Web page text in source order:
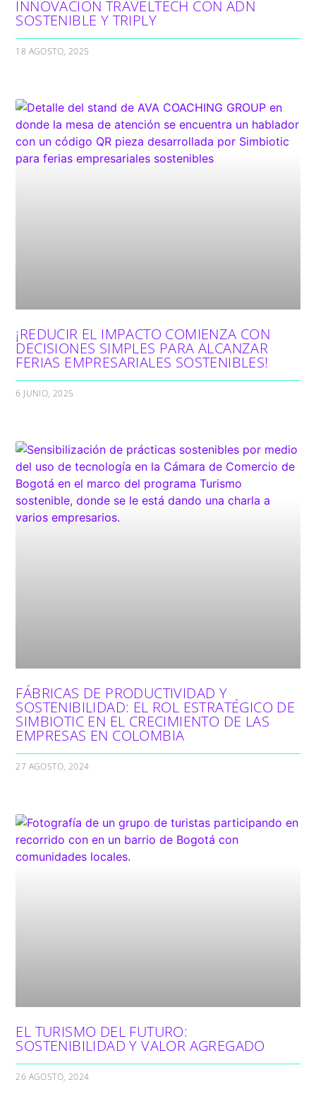
INNOVACIÓN TRAVELTECH CON ADN
SOSTENIBLE Y TRIPLY
18 AGOSTO, 2025
¡REDUCIR EL IMPACTO COMIENZA CON
DECISIONES SIMPLES PARA ALCANZAR
FERIAS EMPRESARIALES SOSTENIBLES!
6 JUNIO, 2025
FÁBRICAS DE PRODUCTIVIDAD Y
SOSTENIBILIDAD: EL ROL ESTRATÉGICO DE
SIMBIOTIC EN EL CRECIMIENTO DE LAS
EMPRESAS EN COLOMBIA
27 AGOSTO, 2024
EL TURISMO DEL FUTURO:
SOSTENIBILIDAD Y VALOR AGREGADO
26 AGOSTO, 2024